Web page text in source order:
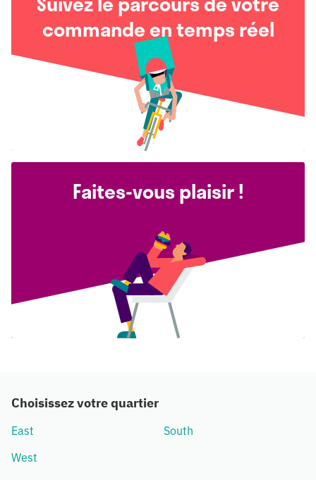
commande en temps réel
Faites-vous plaisir !
Choisissez votre quartier
East
South
West